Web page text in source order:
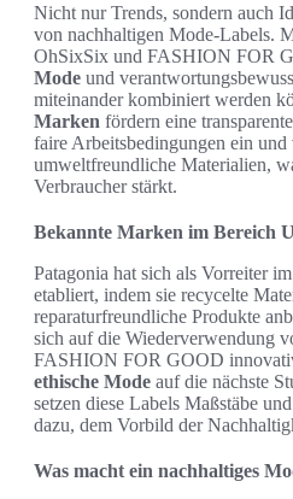
Nicht nur Trends, sondern auch
von nachhaltigen Mode-Labels.
OhSixSix und FASHION FOR
Mode und
miteinander kombiniert werden
Marken fördern eine
faire Arbeitsbedingungen ein und
umweltfreundliche Materialien,
Verbraucher stärkt.
Bekannte Marken im Bereich
Patagonia hat sich als Vorreiter
etabliert, indem sie recycelte
reparaturfreundliche Produkte
sich auf die Wiederverwendung
FASHION FOR GOOD
ethische Mode auf die nächste
setzen diese Labels Maßstäbe
dazu, dem Vorbild der
Was macht ein nachhaltiges